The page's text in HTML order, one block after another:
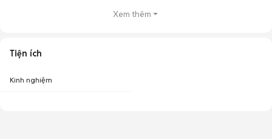
Xem thêm
Tiện ích
Kinh nghiệm